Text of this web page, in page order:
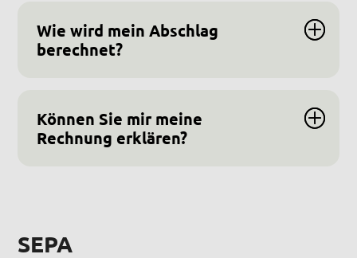
Wie wird mein Abschlag
berechnet?
Können Sie mir meine
Rechnung erklären?
SEPA